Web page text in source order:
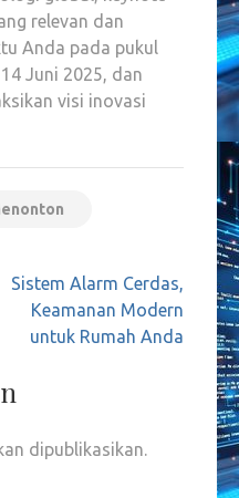
relevan dan
Anda pada pukul
Juni 2025, dan
visi inovasi
Sistem Alarm Cerdas,
Keamanan Modern
untuk Rumah Anda
dipublikasikan.